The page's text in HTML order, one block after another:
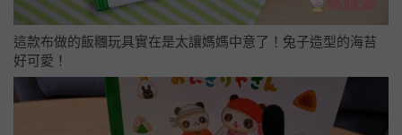
這款布做的飯糰玩具實在是太讓媽媽中意了！兔子造型的海苔
好可愛！